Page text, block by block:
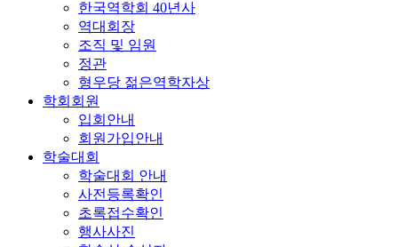
한국역학회 40년사
역대회장
조직 및 임원
정관
형우당 젊은역학자상
학회회원
입회안내
회원가입안내
학술대회
학술대회 안내
사전등록확인
초록접수확인
행사사진